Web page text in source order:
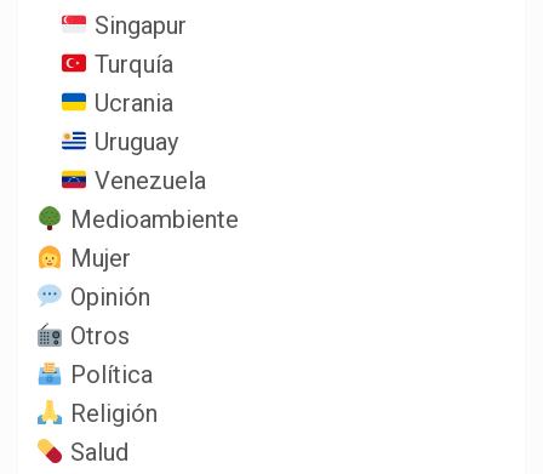
Singapur
Turquía
Ucrania
Uruguay
Venezuela
Medioambiente
Mujer
Opinión
Otros
Política
Religión
Salud